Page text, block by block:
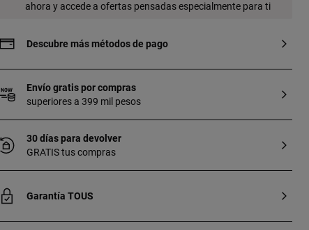
ahora y accede a ofertas pensadas especialmente para ti
Descubre más métodos de pago
Envío gratis por compras
superiores a 399 mil pesos
30 días para devolver
GRATIS tus compras
Garantía TOUS